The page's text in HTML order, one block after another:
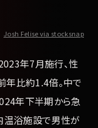
Josh Felise via stocksnap
年7月施行、性
年比約1.4倍。中で
年下半期から急
温浴施設で男性が